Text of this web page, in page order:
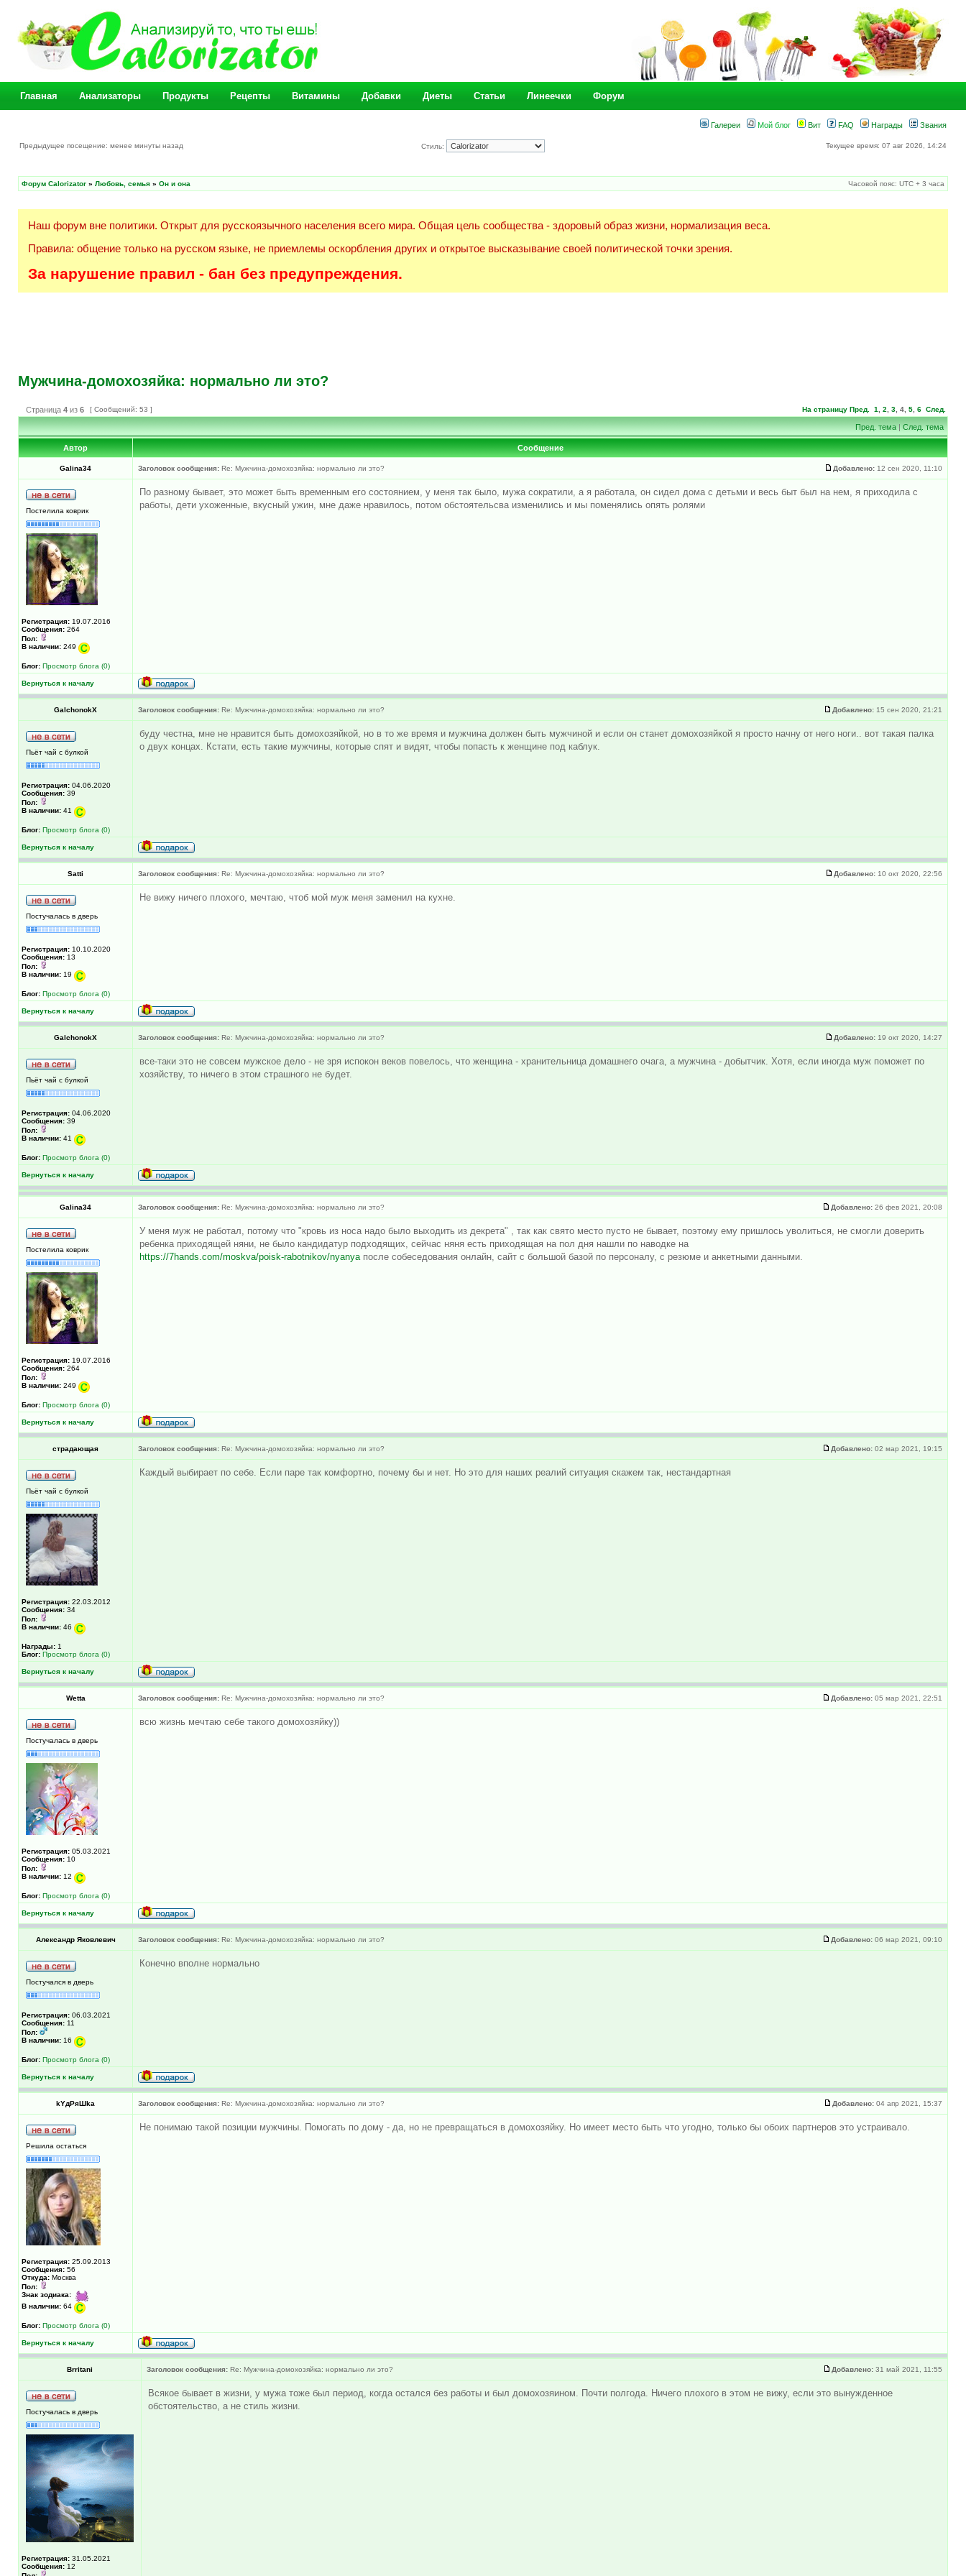
Главная Анализаторы Продукты Рецепты Витамины Добавки Диеты Статьи Линеечки Форум
Галереи Мой блог Вит FAQ Награды Звания
Предыдущее посещение: менее минуты назад Стиль: Текущее время: 07 авг 2026, 14:24
Форум Calorizator » Любовь, семья » Он и она Часовой пояс: UTC + 3 часа
Наш форум вне политики. Открыт для русскоязычного населения всего мира. Общая цель сообщества - здоровый образ жизни, нормализация веса.
Правила: общение только на русском языке, не приемлемы оскорбления других и открытое высказывание своей политической точки зрения.
За нарушение правил - бан без предупреждения.
Мужчина-домохозяйка: нормально ли это?
Страница 4 из 6 [ Сообщений: 53 ] На страницу Пред. 1 2 3 4 5 6 След.
Пред. тема|След. тема
Автор Сообщение
Galina34 Заголовок сообщения: Re: Мужчина-домохозяйка: нормально ли это? Добавлено: 12 сен 2020, 11:10
Постелила коврик
Регистрация: 19.07.2016
Сообщения: 264
Пол:
В наличии: 249
Блог: Просмотр блога (0)
По разному бывает, это может быть временным его состоянием, у меня так было, мужа сократили, а я работала, он сидел дома с детьми и весь быт был на нем, я приходила с
работы, дети ухоженные, вкусный ужин, мне даже нравилось, потом обстоятельсва изменились и мы поменялись опять ролями
Вернуться к началу
GalchonokX Заголовок сообщения: Re: Мужчина-домохозяйка: нормально ли это? Добавлено: 15 сен 2020, 21:21
Пьёт чай с булкой
Регистрация: 04.06.2020
Сообщения: 39
Пол:
В наличии: 41
Блог: Просмотр блога (0)
буду честна, мне не нравится быть домохозяйкой, но в то же время и мужчина должен быть мужчиной и если он станет домохозяйкой я просто начну от него ноги.. вот такая палка
о двух концах. Кстати, есть такие мужчины, которые спят и видят, чтобы попасть к женщине под каблук.
Вернуться к началу
Satti Заголовок сообщения: Re: Мужчина-домохозяйка: нормально ли это? Добавлено: 10 окт 2020, 22:56
Постучалась в дверь
Регистрация: 10.10.2020
Сообщения: 13
Пол:
В наличии: 19
Блог: Просмотр блога (0)
Не вижу ничего плохого, мечтаю, чтоб мой муж меня заменил на кухне.
Вернуться к началу
GalchonokX Заголовок сообщения: Re: Мужчина-домохозяйка: нормально ли это? Добавлено: 19 окт 2020, 14:27
Пьёт чай с булкой
Регистрация: 04.06.2020
Сообщения: 39
Пол:
В наличии: 41
Блог: Просмотр блога (0)
все-таки это не совсем мужское дело - не зря испокон веков повелось, что женщина - хранительница домашнего очага, а мужчина - добытчик. Хотя, если иногда муж поможет по
хозяйству, то ничего в этом страшного не будет.
Вернуться к началу
Galina34 Заголовок сообщения: Re: Мужчина-домохозяйка: нормально ли это? Добавлено: 26 фев 2021, 20:08
Постелила коврик
Регистрация: 19.07.2016
Сообщения: 264
Пол:
В наличии: 249
Блог: Просмотр блога (0)
У меня муж не работал, потому что "кровь из носа надо было выходить из декрета" , так как свято место пусто не бывает, поэтому ему пришлось уволиться, не смогли доверить
ребенка приходящей няни, не было кандидатур подходящих, сейчас няня есть приходящая на пол дня нашли по наводке на
https://7hands.com/moskva/poisk-rabotnikov/nyanya после собеседования онлайн, сайт с большой базой по персоналу, с резюме и анкетными данными.
Вернуться к началу
страдающая Заголовок сообщения: Re: Мужчина-домохозяйка: нормально ли это? Добавлено: 02 мар 2021, 19:15
Пьёт чай с булкой
Регистрация: 22.03.2012
Сообщения: 34
Пол:
В наличии: 46
Награды: 1
Блог: Просмотр блога (0)
Каждый выбирает по себе. Если паре так комфортно, почему бы и нет. Но это для наших реалий ситуация скажем так, нестандартная
Вернуться к началу
Wetta Заголовок сообщения: Re: Мужчина-домохозяйка: нормально ли это? Добавлено: 05 мар 2021, 22:51
Постучалась в дверь
Регистрация: 05.03.2021
Сообщения: 10
Пол:
В наличии: 12
Блог: Просмотр блога (0)
всю жизнь мечтаю себе такого домохозяйку))
Вернуться к началу
Александр Яковлевич Заголовок сообщения: Re: Мужчина-домохозяйка: нормально ли это? Добавлено: 06 мар 2021, 09:10
Постучался в дверь
Регистрация: 06.03.2021
Сообщения: 11
Пол:
В наличии: 16
Блог: Просмотр блога (0)
Конечно вполне нормально
Вернуться к началу
kYдРяШkа Заголовок сообщения: Re: Мужчина-домохозяйка: нормально ли это? Добавлено: 04 апр 2021, 15:37
Решила остаться
Регистрация: 25.09.2013
Сообщения: 56
Откуда: Москва
Пол:
Знак зодиака:
В наличии: 64
Блог: Просмотр блога (0)
Не понимаю такой позиции мужчины. Помогать по дому - да, но не превращаться в домохозяйку. Но имеет место быть что угодно, только бы обоих партнеров это устраивало.
Вернуться к началу
Brritani Заголовок сообщения: Re: Мужчина-домохозяйка: нормально ли это? Добавлено: 31 май 2021, 11:55
Постучалась в дверь
Регистрация: 31.05.2021
Сообщения: 12
Всякое бывает в жизни, у мужа тоже был период, когда остался без работы и был домохозяином. Почти полгода. Ничего плохого в этом не вижу, если это вынужденное
обстоятельство, а не стиль жизни.